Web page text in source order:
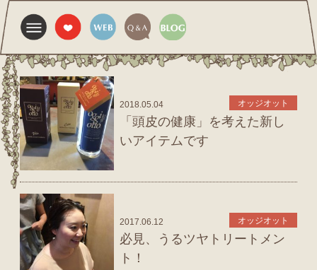
2018.05.04 オッジオット
「頭皮の健康」を考えた新し
いアイテムです
2017.06.12 オッジオット
必見、うるツヤトリートメン
ト！